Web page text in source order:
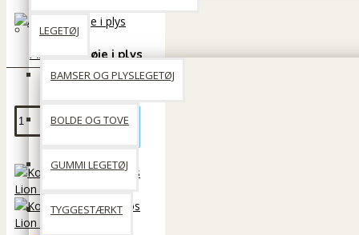
LEGETØJ
BAMSER OG PLYSLEGETØJ
BOLDE OG TOVE
GUMMI LEGETØJ
TYGGESTÆRKT
Ara papegøje i plys
150 DKK
Læg i kurv